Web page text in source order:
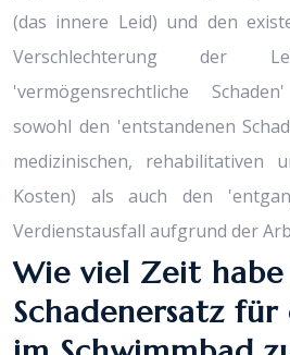
(das innere Leid) und den
Verschlechterung der
'vermögensrechtliche
sowohl den 'entstandenen
medizinischen, rehabilitativen
Kosten) als auch den
Verdienstausfall aufgrund der
Wie viel Zeit
Schadenersatz